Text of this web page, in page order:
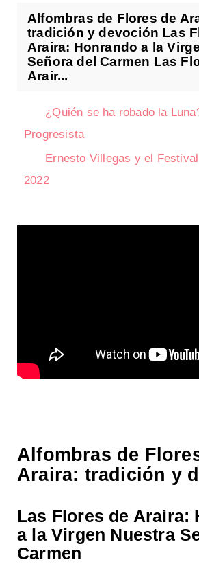
Alfombras de Flores de
tradición y devoción Las
Araira: Honrando a la
Señora del Carmen Las
Arair...
¿Quién se ha robado la
Progresista
Ernesto Villegas y el
2022
Alfombras de
Araira: tradición y
Las Flores de Araira:
a la Virgen Nuestra
Carmen